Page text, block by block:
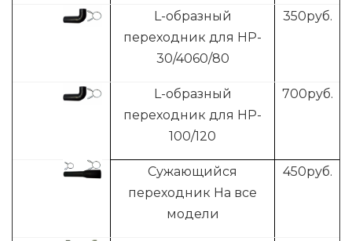
L-образный
переходник для HP-
30/4060/80
350руб.
L-образный
переходник для HP-
100/120
700руб.
Сужающийся
переходник На все
модели
450руб.